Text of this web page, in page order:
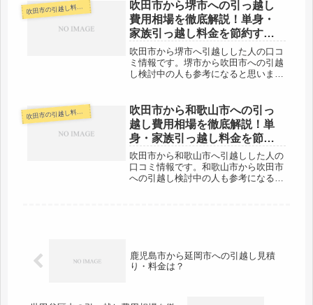
（市役所間）車で約１時間半から２時
間程度の範囲ですので、その日のうち
の引...
吹田市の引越し料金・代金相場・見積り情報
吹田市から堺市への引っ越し
費用相場を徹底解説！単身・
家族引っ越し料金を節約する
裏技
吹田市から堺市へ引越しした人の口コ
ミ情報です。堺市から吹田市への引越
し検討中の人も参考になると思いま
です。単身などでは2万円を切る引越
し会社なども有ると思います。もちろ
ん引...
吹田市の引越し料金・代金相場・見積り情報
吹田市から和歌山市への引っ
越し費用相場を徹底解説！単
身・家族引っ越し料金を節約
する裏技
吹田市から和歌山市へ引越しした人の
口コミ情報です。和歌山市から吹田市
への引越し検討中の人も参考になると
鹿児島市から延岡市への引越し見積
り・料金は？